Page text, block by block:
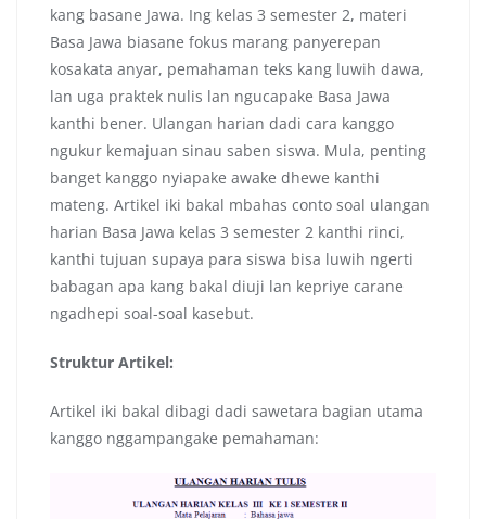
kang basane Jawa. Ing kelas 3 semester 2, materi
Basa Jawa biasane fokus marang panyerepan
kosakata anyar, pemahaman teks kang luwih dawa,
lan uga praktek nulis lan ngucapake Basa Jawa
kanthi bener. Ulangan harian dadi cara kanggo
ngukur kemajuan sinau saben siswa. Mula, penting
banget kanggo nyiapake awake dhewe kanthi
mateng. Artikel iki bakal mbahas conto soal ulangan
harian Basa Jawa kelas 3 semester 2 kanthi rinci,
kanthi tujuan supaya para siswa bisa luwih ngerti
babagan apa kang bakal diuji lan kepriye carane
ngadhepi soal-soal kasebut.
Struktur Artikel:
Artikel iki bakal dibagi dadi sawetara bagian utama
kanggo nggampangake pemahaman: